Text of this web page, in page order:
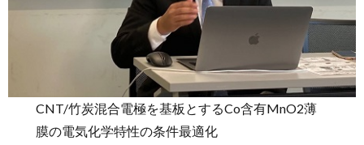
CNT/竹炭混合電極を基板とするCo含有MnO2薄
膜の電気化学特性の条件最適化